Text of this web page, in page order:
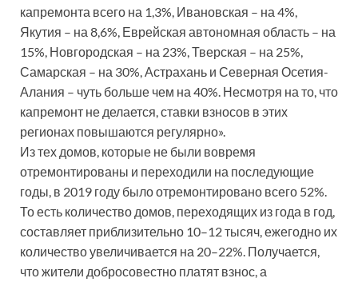
капремонта всего на 1,3%, Ивановская – на 4%,
Якутия – на 8,6%, Еврейская автономная область – на
15%, Новгородская – на 23%, Тверская – на 25%,
Самарская – на 30%, Астрахань и Северная Осетия-
Алания – чуть больше чем на 40%. Несмотря на то, что
капремонт не делается, ставки взносов в этих
регионах повышаются регулярно».
Из тех домов, которые не были вовремя
отремонтированы и переходили на последующие
годы, в 2019 году было отремонтировано всего 52%.
То есть количество домов, переходящих из года в год,
составляет приблизительно 10–12 тысяч, ежегодно их
количество увеличивается на 20–22%. Получается,
что жители добросовестно платят взнос, а